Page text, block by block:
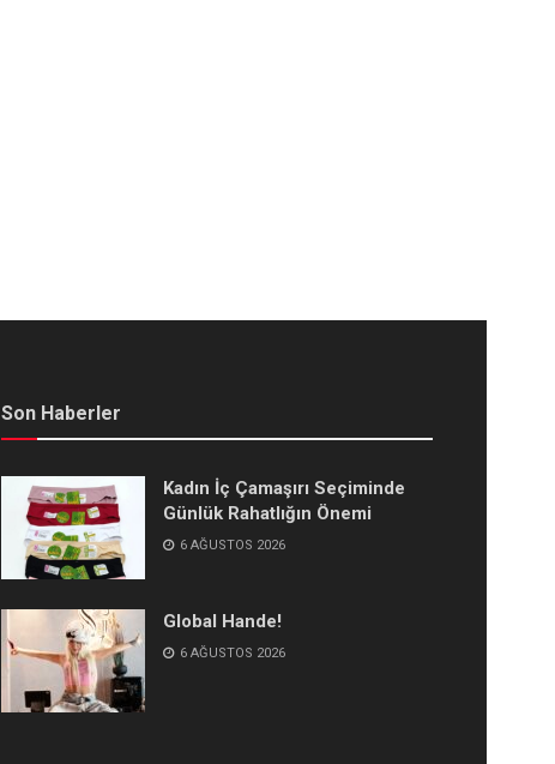
Son Haberler
Kadın İç Çamaşırı Seçiminde
Günlük Rahatlığın Önemi
6 AĞUSTOS 2026
Global Hande!
6 AĞUSTOS 2026